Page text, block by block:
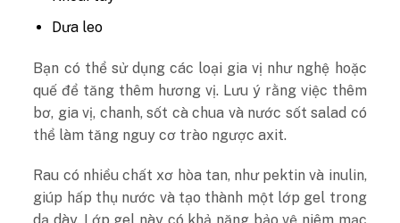
Dưa leo
Bạn có thể sử dụng các loại gia vị như nghệ hoặc
quế để tăng thêm hương vị. Lưu ý rằng việc thêm
bơ, gia vị, chanh, sốt cà chua và nước sốt salad có
thể làm tăng nguy cơ trào ngược axit.
Rau có nhiều chất xơ hòa tan, như pektin và inulin,
giúp hấp thụ nước và tạo thành một lớp gel trong